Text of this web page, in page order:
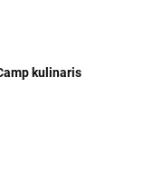
kulinaris